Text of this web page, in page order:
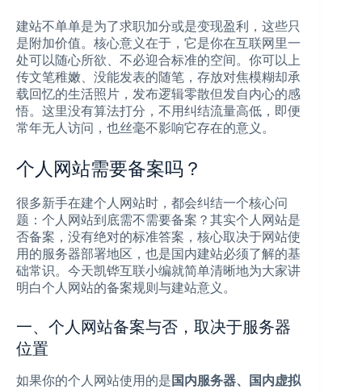
建站不单单是为了求职加分或是变现盈利，这些只
是附加价值。核心意义在于，它是你在互联网里一
处可以随心所欲、不必迎合标准的空间。你可以上
传文笔稚嫩、没能发表的随笔，存放对焦模糊却承
载回忆的生活照片，发布逻辑零散但发自内心的感
悟。这里没有算法打分，不用纠结流量高低，即便
常年无人访问，也丝毫不影响它存在的意义。
个人网站需要备案吗？
很多新手在建个人网站时，都会纠结一个核心问
题：个人网站到底需不需要备案？其实个人网站是
否备案，没有绝对的标准答案，核心取决于网站使
用的服务器部署地区，也是国内建站必须了解的基
础常识。今天凯铧互联小编就简单清晰地为大家讲
明白个人网站的备案规则与建站意义。
一、个人网站备案与否，取决于服务器
位置
如果你的个人网站使用的是 国内服务器、国内虚拟